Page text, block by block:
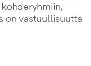
on vastuullisuutta